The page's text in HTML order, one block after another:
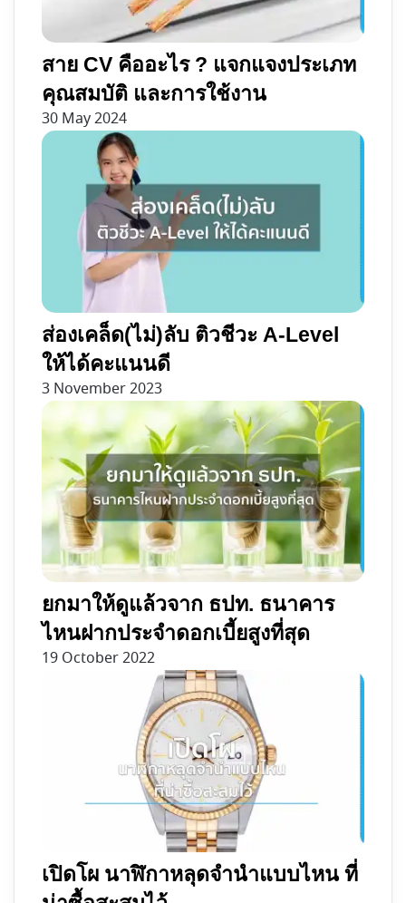
สาย CV คืออะไร ? แจกแจงประเภท
คุณสมบัติ และการใช้งาน
30 May 2024
ส่องเคล็ด(ไม่)ลับ ติวชีวะ A-Level
ให้ได้คะแนนดี
3 November 2023
ยกมาให้ดูแล้วจาก ธปท. ธนาคาร
ไหนฝากประจำดอกเบี้ยสูงที่สุด
19 October 2022
เปิดโผ นาฬิกาหลุดจำนำแบบไหน ที่